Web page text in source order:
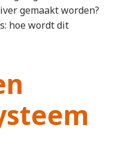
gemaakt worden?
hoe wordt dit